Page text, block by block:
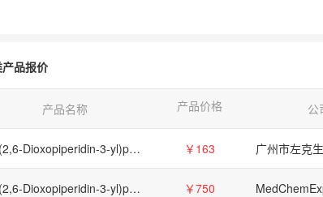
品报价
产品名称 产品价格 公
2-(2,6-Dioxopiperidin-3-yl)phthalimidine26581-81-7 ￥163
2-(2,6-Dioxopiperidin-3-yl)phthalimidine (Standard),26581-81-7 ￥750